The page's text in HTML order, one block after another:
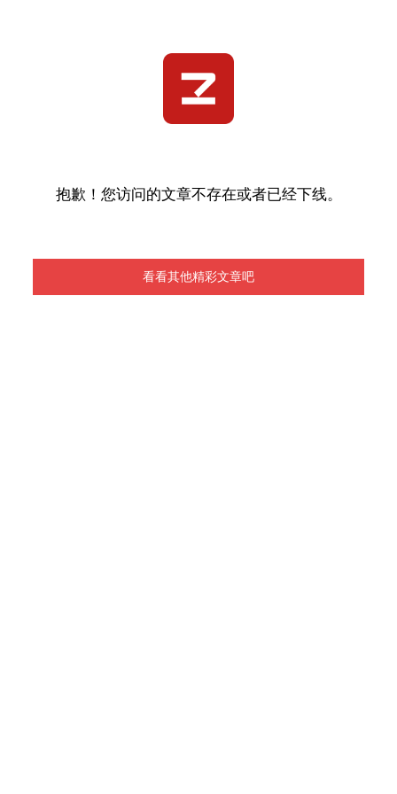
抱歉！您访问的文章不存在或者已经下线。
看看其他精彩文章吧